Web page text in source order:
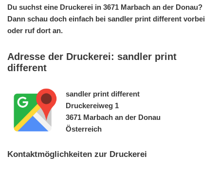
Du suchst eine Druckerei in 3671 Marbach an der Donau?
Dann schau doch einfach bei sandler print different vorbei
oder ruf dort an.
Adresse der Druckerei: sandler print
different
sandler print different
Druckereiweg 1
3671 Marbach an der Donau
Österreich
Kontaktmöglichkeiten zur Druckerei